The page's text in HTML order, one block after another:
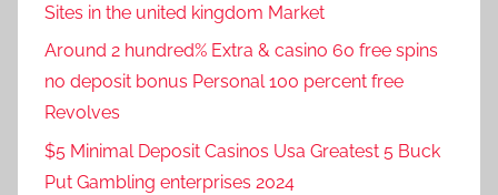
Sites in the united kingdom Market
Around 2 hundred% Extra & casino 60 free spins
no deposit bonus Personal 100 percent free
Revolves
$5 Minimal Deposit Casinos Usa Greatest 5 Buck
Put Gambling enterprises 2024